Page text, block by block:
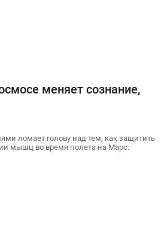
меняет сознание,
ломает голову над тем, как защитить
мышц во время полета на Марс.